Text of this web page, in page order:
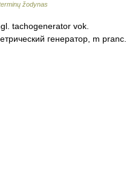
žodynas
tachogenerator vok.
генератор, m pranc.